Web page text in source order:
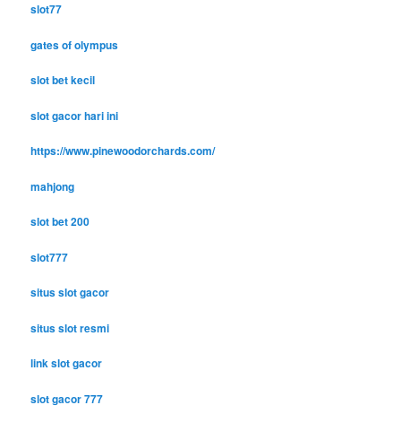
slot77
gates of olympus
slot bet kecil
slot gacor hari ini
https://www.pinewoodorchards.com/
mahjong
slot bet 200
slot777
situs slot gacor
situs slot resmi
link slot gacor
slot gacor 777